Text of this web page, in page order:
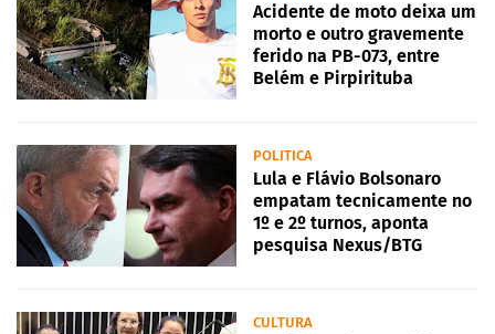
Acidente de moto deixa um
morto e outro gravemente
ferido na PB-073, entre
Belém e Pirpirituba
POLITICA
Lula e Flávio Bolsonaro
empatam tecnicamente no
1º e 2º turnos, aponta
pesquisa Nexus/BTG
CULTURA